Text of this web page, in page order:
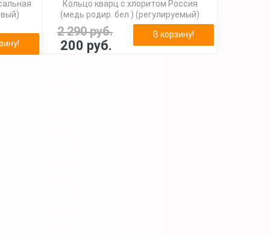
Кольцо кварц с хлоритом Россия
(медь родир. бел.) (регулируемый)
2 290 руб.
200 руб.
В корзину!